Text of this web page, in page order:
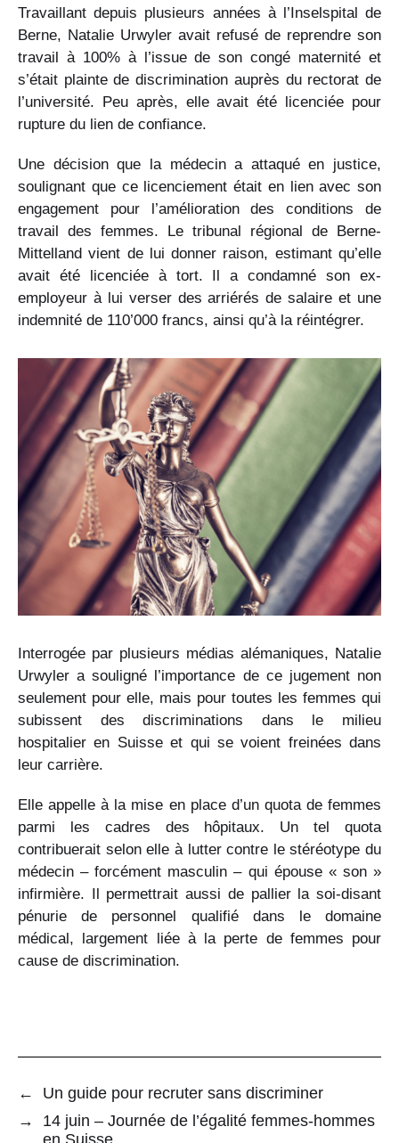
Travaillant depuis plusieurs années à l’Inselspital de
Berne, Natalie Urwyler avait refusé de reprendre son
travail à 100% à l’issue de son congé maternité et
s’était plainte de discrimination auprès du rectorat de
l’université. Peu après, elle avait été licenciée pour
rupture du lien de confiance.
Une décision que la médecin a attaqué en justice,
soulignant que ce licenciement était en lien avec son
engagement pour l’amélioration des conditions de
travail des femmes. Le tribunal régional de Berne-
Mittelland vient de lui donner raison, estimant qu’elle
avait été licenciée à tort. Il a condamné son ex-
employeur à lui verser des arriérés de salaire et une
indemnité de 110’000 francs, ainsi qu’à la réintégrer.
Interrogée par plusieurs médias alémaniques, Natalie
Urwyler a souligné l’importance de ce jugement non
seulement pour elle, mais pour toutes les femmes qui
subissent des discriminations dans le milieu
hospitalier en Suisse et qui se voient freinées dans
leur carrière.
Elle appelle à la mise en place d’un quota de femmes
parmi les cadres des hôpitaux. Un tel quota
contribuerait selon elle à lutter contre le stéréotype du
médecin – forcément masculin – qui épouse « son »
infirmière. Il permettrait aussi de pallier la soi-disant
pénurie de personnel qualifié dans le domaine
médical, largement liée à la perte de femmes pour
cause de discrimination.
←
Un guide pour recruter sans discriminer
→
14 juin – Journée de l’égalité femmes-hommes